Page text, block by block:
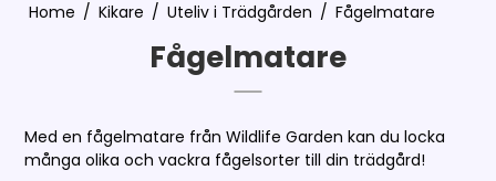
Home / Kikare / Uteliv i Trädgården / Fågelmatare
Fågelmatare
Med en fågelmatare från Wildlife Garden kan du locka
många olika och vackra fågelsorter till din trädgård!